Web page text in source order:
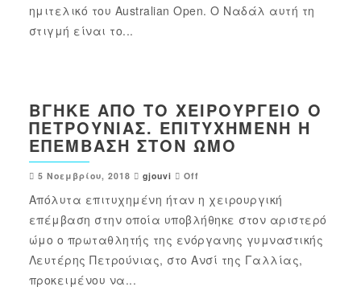
ημιτελικό του Australian Open. Ο Ναδάλ αυτή τη
στιγμή είναι το...
ΒΓΉΚΕ ΑΠΌ ΤΟ ΧΕΙΡΟΥΡΓΕΊΟ Ο
ΠΕΤΡΟΎΝΙΑΣ. ΕΠΙΤΥΧΗΜΈΝΗ Η
ΕΠΈΜΒΑΣΗ ΣΤΟΝ ΏΜΟ
5 Νοεμβρίου, 2018 gjouvi Off
Απόλυτα επιτυχημένη ήταν η χειρουργική
επέμβαση στην οποία υποβλήθηκε στον αριστερό
ώμο ο πρωταθλητής της ενόργανης γυμναστικής
Λευτέρης Πετρούνιας, στο Ανσί της Γαλλίας,
προκειμένου να...